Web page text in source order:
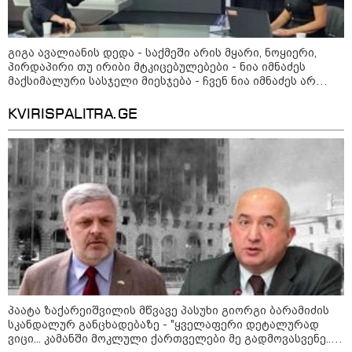
09:52 / 07-08-2026
"რაკეტები ჩვენც გვჭირდება" - დონალდ
ტრამპი უკრაინისთვის Patriot-ის
რაკეტების გაგზავნაზე
გიგა ავალიანის დედა - საქმეში არის მყარი, ნოყიერი,
პირდაპირი თუ ირიბი მტკიცებულებები - ნია იმნაძეს
მაქსიმალური სასჯელი მიესჯება - ჩვენ ნია იმნაძეს არ
დაკვეთაა, ჩვენ ვამბობთ, წაქეზებას, მანიპულირებას
KVIRISPALITRA.GE
პაატა ზაქარეიშვილის მწვავე პასუხი გიორგი ბარამიძის
სკანდალურ განცხადებაზე - "ყველაფერი დეტალურად
ვიცი... კამანში მოკლული ქართველები მე გადმოვასვენე...